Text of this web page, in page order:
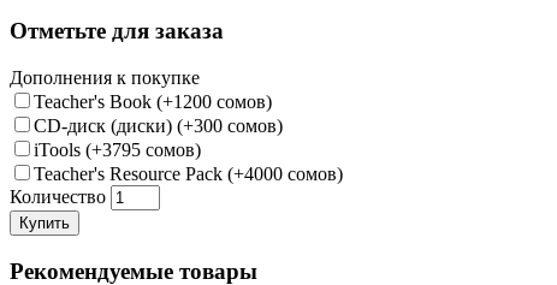
Отметьте для заказа
Дополнения к покупке
Teacher's Book (+1200 сомов)
CD-диск (диски) (+300 сомов)
iTools (+3795 сомов)
Teacher's Resource Pack (+4000 сомов)
Количество
Купить
Рекомендуемые товары